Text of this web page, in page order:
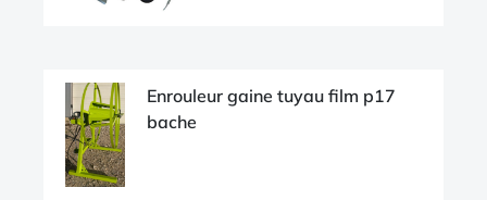
Enrouleur gaine tuyau film p17
bache